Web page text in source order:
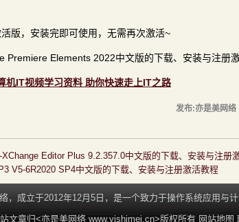
版，安装完即可使用，无需再次激活~
Premiere Elements 2022中文版的下载、安装与注册
机IT视频学习资料 助你快速走上IT之路
发布:亦是美网络
Editor Plus 9.2.357.0中文版的下载、安装与注册
V5-6R2020 SP4中文版的下载、安装与注册激活教程
，成立于2012年12月5日，是一个致力于操作系统应用与
文章归<亦是美网络 www.yishimei.cn>版权所有 网站地图